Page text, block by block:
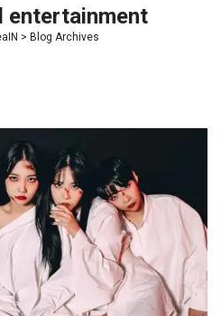
entertainment
> Blog Archives